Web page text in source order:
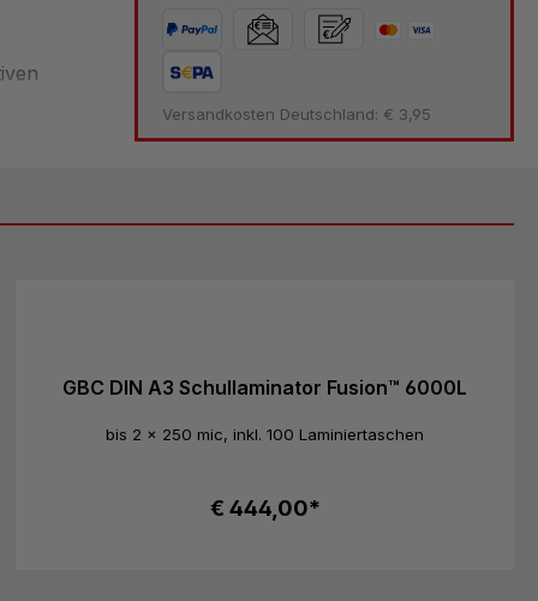
Versandkosten Deutschland: € 3,95
GBC DIN A3 Schullaminator Fusion™ 6000L
bis 2 x 250 mic, inkl. 100 Laminiertaschen
€ 444,00*